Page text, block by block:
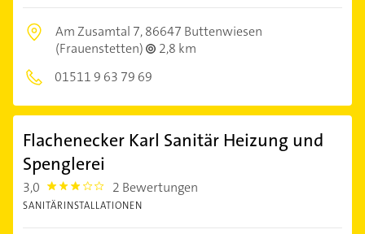
Am Zusamtal 7,86647 Buttenwiesen
(Frauenstetten)
2,8 km
01511 9 63 79 69
Flachenecker Karl Sanitär Heizung und
Spenglerei
3,0 3.0 2 Bewertungen
SANITÄRINSTALLATIONEN